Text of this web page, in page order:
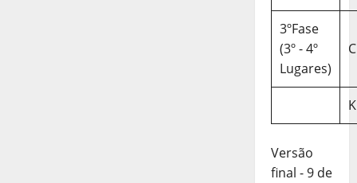
3ºFase
(3º - 4º
Lugares)
Versão
final - 9 de